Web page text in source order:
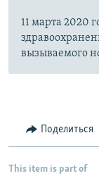
11 марта 2020
вызываемого
Поделиться
This item is part of